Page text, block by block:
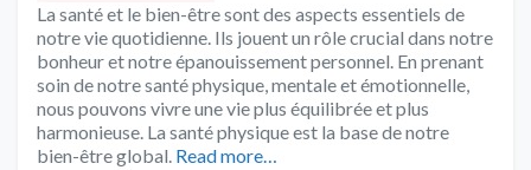
La santé et le bien-être sont des aspects essentiels de
notre vie quotidienne. Ils jouent un rôle crucial dans notre
bonheur et notre épanouissement personnel. En prenant
soin de notre santé physique, mentale et émotionnelle,
nous pouvons vivre une vie plus équilibrée et plus
harmonieuse. La santé physique est la base de notre
bien-être global. Read more…